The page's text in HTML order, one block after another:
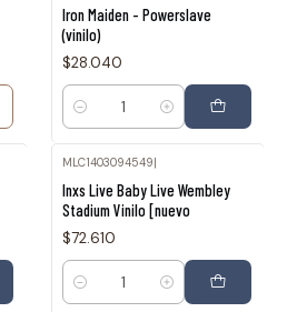
Iron Maiden - Powerslave
(vinilo)
$28.040
Cantidad
MLC1403094549|
Inxs Live Baby Live Wembley
Stadium Vinilo [nuevo
$72.610
Cantidad